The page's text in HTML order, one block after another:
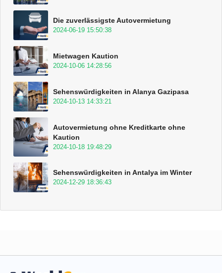
Die zuverlässigste Autovermietung
2024-06-19 15:50:38
Mietwagen Kaution
2024-10-06 14:28:56
Sehenswürdigkeiten in Alanya Gazipasa
2024-10-13 14:33:21
Autovermietung ohne Kreditkarte ohne
Kaution
2024-10-18 19:48:29
Sehenswürdigkeiten in Antalya im Winter
2024-12-29 18:36:43